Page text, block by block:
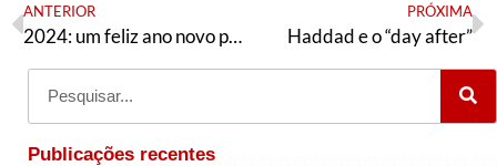
ANTERIOR
2024: um feliz ano novo para o SUS? – reflexões (pessimistas?) de um velho sanitarista
PRÓXIMA
Haddad e o “day after”
Publicações recentes